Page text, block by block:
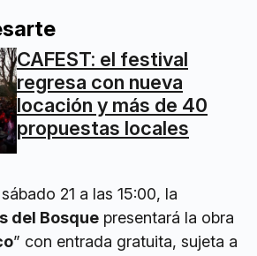
CAFEST: el festival
regresa con nueva
locación y más de 40
propuestas locales
21 a las 15:00, la
del Bosque presentará la obra
” con entrada gratuita, sujeta a